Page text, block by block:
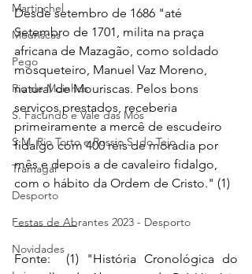
Martinchel
Mouriscas
Pego
Rio de Moinhos
S. Facundo e Vale das Mós
S.M. Rio Torto e Rossio S. do Tejo
Tramagal
Desporto
Festas de Abrantes 2023 - Desporto
Novidades
Desde setembro de 1686 "até
Setembro de 1701, milita na praça
africana de Mazagão, como soldado
mosqueteiro, Manuel Vaz Moreno,
natural de Mouriscas. Pelos bons
serviços prestados, receberia
primeiramente a mercê de escudeiro
fidalgo com 400 réis de moradia por
mês e depois a de cavaleiro fidalgo,
com o hábito da Ordem de Cristo." (1)
__________
Fonte:  (1) "História Cronológica do